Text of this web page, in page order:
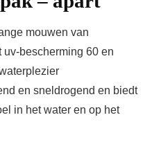
mouwen van
bescherming 60 en
en sneldrogend en biedt
in het water en op het